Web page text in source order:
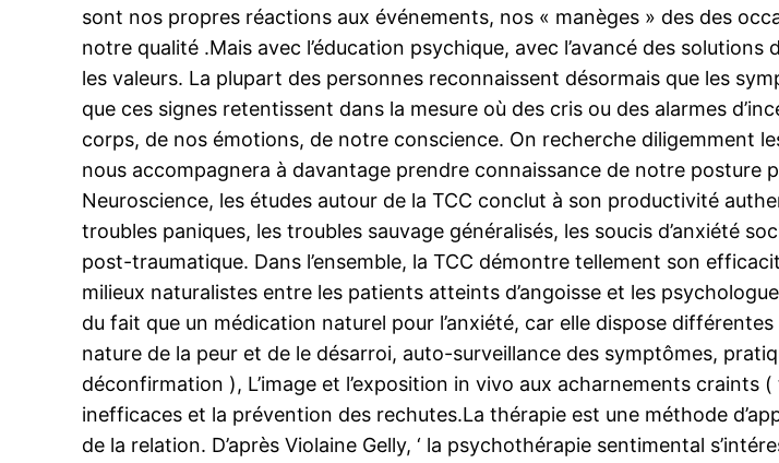
sont nos propres réactions aux événements, nos « manèges » des des
notre qualité .Mais avec l’éducation psychique, avec l’avancé des
les valeurs. La plupart des personnes reconnaissent désormais que les
que ces signes retentissent dans la mesure où des cris ou des alarmes
corps, de nos émotions, de notre conscience. On recherche diligemment
nous accompagnera à davantage prendre connaissance de notre posture
Neuroscience, les études autour de la TCC conclut à son productivité
troubles paniques, les troubles sauvage généralisés, les soucis d’anxiété
post-traumatique. Dans l’ensemble, la TCC démontre tellement son
milieux naturalistes entre les patients atteints d’angoisse et les
du fait que un médication naturel pour l’anxiété, car elle dispose
nature de la peur et de le désarroi, auto-surveillance des symptômes,
déconfirmation ), L’image et l’exposition in vivo aux acharnements craints
inefficaces et la prévention des rechutes.La thérapie est une méthode
de la relation. D’après Violaine Gelly, ‘ la psychothérapie sentimental